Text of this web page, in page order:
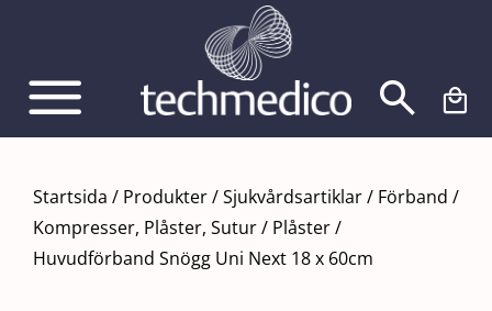
innehållet
Startsida / Produkter/Sjukvårdsartiklar/ Förband /
Kompresser, Plåster, Sutur/ Plåster/
Huvudförband Snögg Uni Next 18 x 60cm